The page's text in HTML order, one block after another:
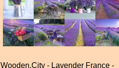
Wooden.City - Lavender France -